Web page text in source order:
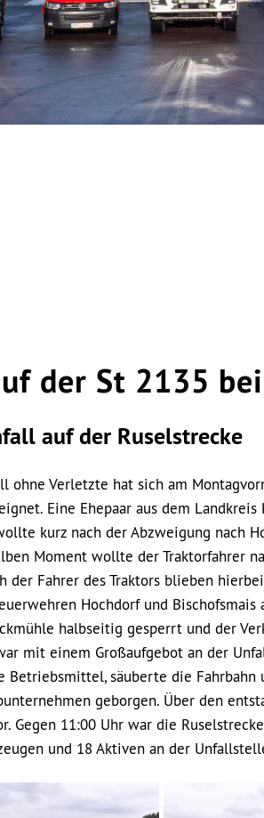
der St 2135
auf der Ruselstrecke
ohne Verletzte hat sich am
Eine Ehepaar aus dem
kurz nach der Abzweigung nach
Moment wollte der Traktorfahrer
der Fahrer des Traktors blieben
Hochdorf und
halbseitig gesperrt und der
mit einem Großaufgebot an der
Betriebsmittel, säuberte die
geborgen. Über den
Gegen 11:00 Uhr war die
und 18 Aktiven an der